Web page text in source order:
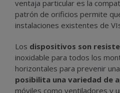
ventaja particular es la
patrón de orificios permite
instalaciones existentes de
Los dispositivos son
inoxidable para todos los
horizontales para prevenir
posibilita una variedad de
móviles como ventiladores y